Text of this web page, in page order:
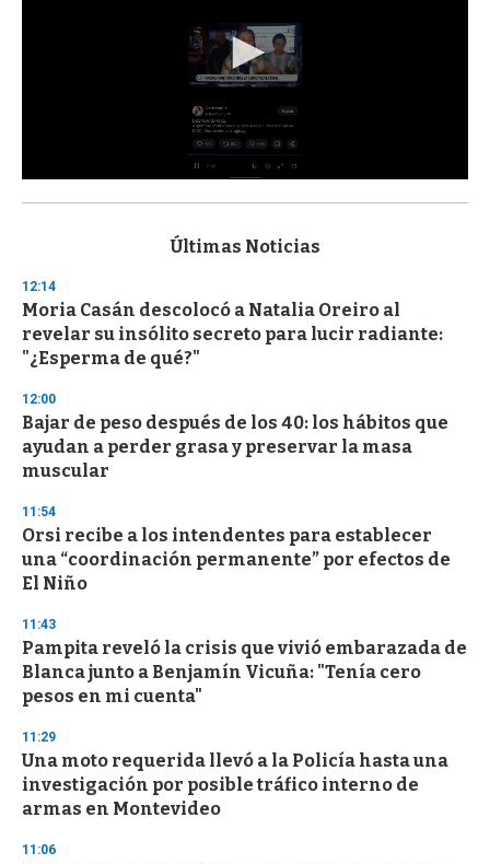
s
d
s
o
f
s
e
c
o
n
Últimas Noticias
12:14
Moria Casán descolocó a Natalia Oreiro al
revelar su insólito secreto para lucir radiante:
"¿Esperma de qué?"
12:00
Bajar de peso después de los 40: los hábitos que
ayudan a perder grasa y preservar la masa
muscular
11:54
Orsi recibe a los intendentes para establecer
una “coordinación permanente” por efectos de
El Niño
11:43
Pampita reveló la crisis que vivió embarazada de
Blanca junto a Benjamín Vicuña: "Tenía cero
pesos en mi cuenta"
11:29
Una moto requerida llevó a la Policía hasta una
investigación por posible tráfico interno de
armas en Montevideo
11:06